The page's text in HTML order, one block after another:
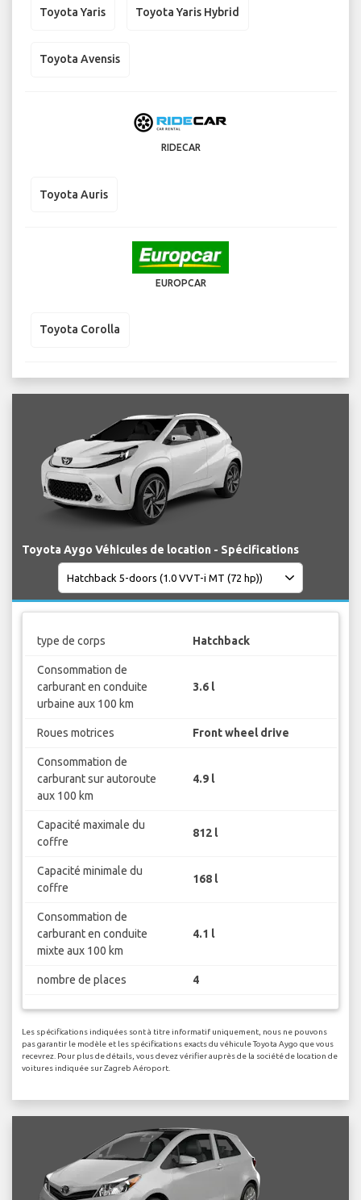
Toyota Yaris Toyota Yaris Hybrid
Toyota Avensis
RIDECAR
Toyota Auris
EUROPCAR
Toyota Corolla
Toyota Aygo Véhicules de location - Spécifications
type de corps Hatchback
Consommation de
carburant en conduite
urbaine aux 100 km
3.6 l
Roues motrices Front wheel drive
Consommation de
carburant sur autoroute
aux 100 km
4.9 l
Capacité maximale du
coffre
812 l
Capacité minimale du
coffre
168 l
Consommation de
carburant en conduite
mixte aux 100 km
4.1 l
nombre de places 4
Les spécifications indiquées sont à titre informatif uniquement, nous ne pouvons
pas garantir le modèle et les spécifications exacts du véhicule Toyota Aygo que vous
recevrez. Pour plus de détails, vous devez vérifier auprès de la société de location de
voitures indiquée sur Zagreb Aéroport.